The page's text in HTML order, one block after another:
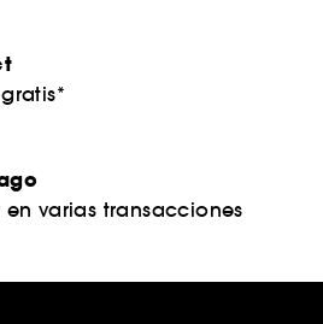
varias transacciones